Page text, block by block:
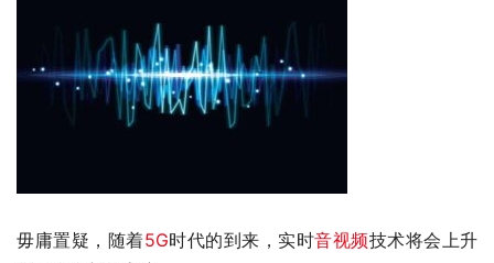
毋庸置疑，随着5G时代的到来，实时音视频技术将会上升